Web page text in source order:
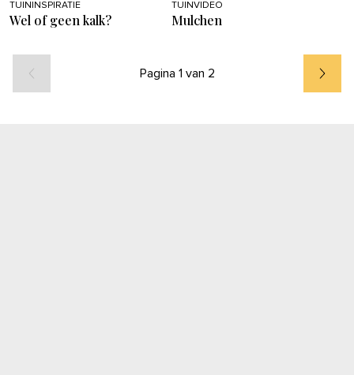
TUININSPIRATIE
Wel of geen kalk?
TUINVIDEO
Mulchen
Pagina 1 van 2